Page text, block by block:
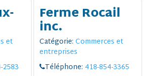
et
2583
Ferme Rocail
inc.
Catégorie: Commerces et
entreprises
Téléphone: 418-854-3365